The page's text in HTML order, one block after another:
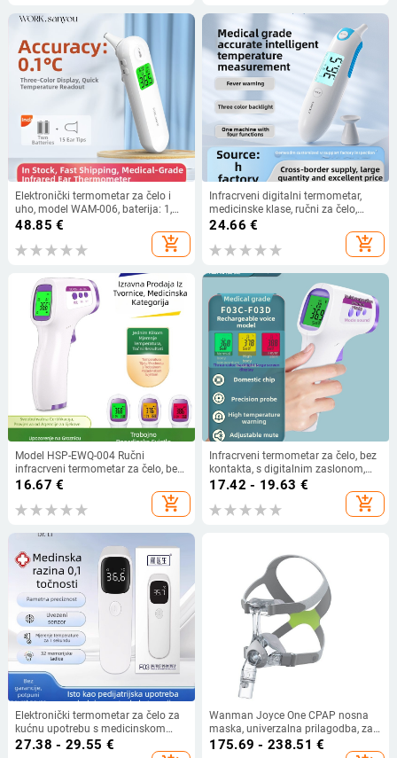
Elektronički termometar za čelo i
uho, model WAM-006, baterija: 1,
težina: 156 g, in-ear dizajn, način
48.85 €
add_shopping_cart
Infracrveni digitalni termometar,
medicinske klase, ručni za čelo,
model KFT-22M, mjeri temperaturu
objekta i okolne temperature,
napajanje 2x AAA baterije
24.66 €
add_shopping_cart
Model HSP-EWQ-004 Ručni
infracrveni termometar za čelo, bez
kontakta, s digitalnim zaslonom,
dvostruki način mjerenja tjelesne i
objekta temperature
16.67 €
add_shopping_cart
Infracrveni termometar za čelo, bez
kontakta, s digitalnim zaslonom,
0,2°C rezolucija, model F03C/F03D,
17.42 - 19.63 €
add_shopping_cart
Elektronički termometar za čelo za
kućnu upotrebu s medicinskom
preciznošću; Marka: Lierdoct/Dr Li;
Model: Thermometer baby body
27.38 - 29.55 €
Wanman Joyce One CPAP nosna
maska, univerzalna prilagodba, za
CPAP terapiju
175.69 - 238.51 €